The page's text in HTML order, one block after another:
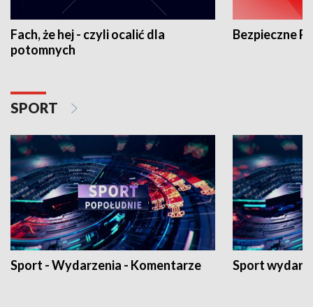
Fach, że hej - czyli ocalić dla
potomnych
Bezpieczne
SPORT
Sport - Wydarzenia - Komentarze Sport